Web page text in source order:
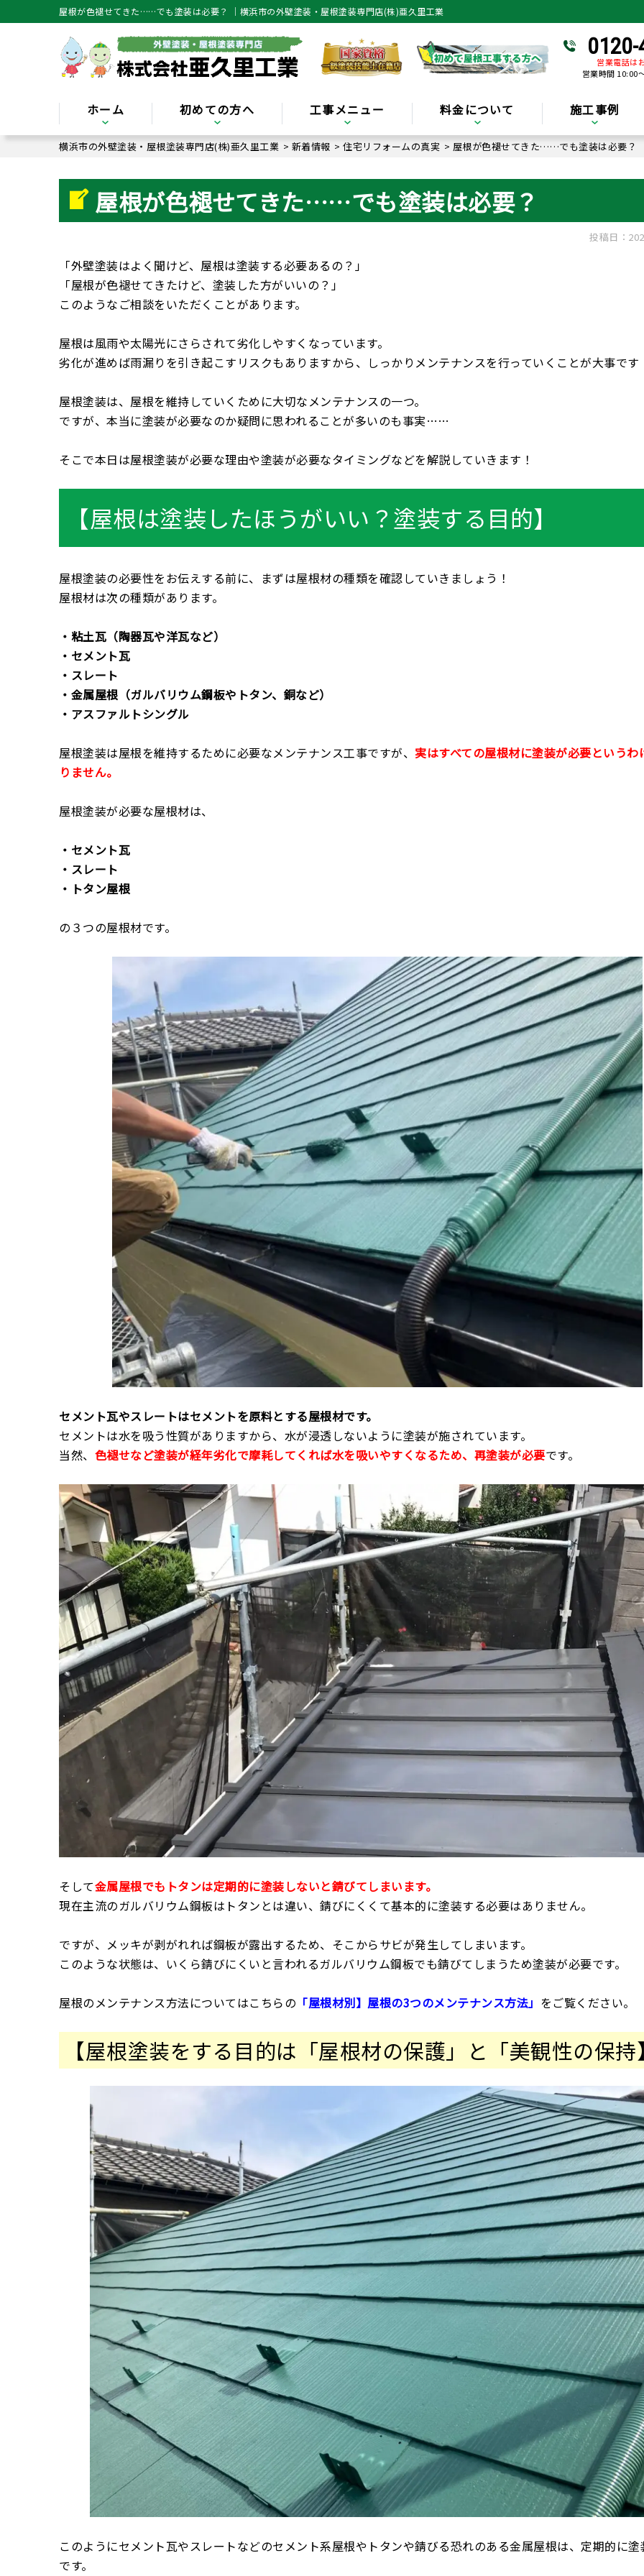
屋根が色褪せてきた……でも塗装は必要？ ｜横浜市の外壁塗装・屋根塗装専門店(株)亜久里工業
営業電話は
営業時間 10:00
ホーム 初めての方へ 工事メニュー 料金について 施工事例
横浜市の外壁塗装・屋根塗装専門店(株)亜久里工業 > 新着情報 > 住宅リフォームの真実 > 屋根が色褪せてきた……でも塗装は必要？
屋根が色褪せてきた……でも塗装は必要？
投稿日：
「外壁塗装はよく聞けど、屋根は塗装する必要あるの？」
「屋根が色褪せてきたけど、塗装した方がいいの？」
このようなご相談をいただくことがあります。
屋根は風雨や太陽光にさらされて劣化しやすくなっています。
劣化が進めば雨漏りを引き起こすリスクもありますから、しっかりメンテナンスを行っていくことが大事です
屋根塗装は、屋根を維持していくために大切なメンテナンスの一つ。
ですが、本当に塗装が必要なのか疑問に思われることが多いのも事実……
そこで本日は屋根塗装が必要な理由や塗装が必要なタイミングなどを解説していきます！
【屋根は塗装したほうがいい？塗装する目的】
屋根塗装の必要性をお伝えする前に、まずは屋根材の種類を確認していきましょう！
屋根材は次の種類があります。
・粘土瓦（陶器瓦や洋瓦など）
・セメント瓦
・スレート
・金属屋根（ガルバリウム鋼板やトタン、銅など）
・アスファルトシングル
屋根塗装は屋根を維持するために必要なメンテナンス工事ですが、 実はすべての屋根材に塗装が必要というわ
りません。
屋根塗装が必要な屋根材は、
・セメント瓦
・スレート
・トタン屋根
の３つの屋根材です。
セメント瓦やスレートはセメントを原料とする屋根材です。
セメントは水を吸う性質がありますから、水が浸透しないように塗装が施されています。
当然、 色褪せなど塗装が経年劣化で摩耗してくれば水を吸いやすくなるため、再塗装が必要です。
そして金属屋根でもトタンは定期的に塗装しないと錆びてしまいます。
現在主流のガルバリウム鋼板はトタンとは違い、錆びにくくて基本的に塗装する必要はありません。
ですが、メッキが剥がれれば鋼板が露出するため、そこからサビが発生してしまいます。
このような状態は、いくら錆びにくいと言われるガルバリウム鋼板でも錆びてしまうため塗装が必要です。
屋根のメンテナンス方法についてはこちらの 「屋根材別】屋根の3つのメンテナンス方法」 をご覧ください。
【屋根塗装をする目的は「屋根材の保護」と「美観性の保持
このようにセメント瓦やスレートなどのセメント系屋根やトタンや錆びる恐れのある金属屋根は、定期的に
です。